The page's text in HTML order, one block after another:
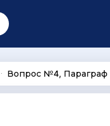
∙ Вопрос №4, Параграф